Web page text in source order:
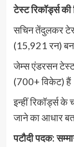
टेस्ट रिकॉर्ड्स
सचिन तेंदुलकर
(15,921 रन)
जेम्स एंडरसन
(700+ विकेट)
इन्हीं रिकॉर्ड्स के
जाने का आधार
पटौदी पदक: